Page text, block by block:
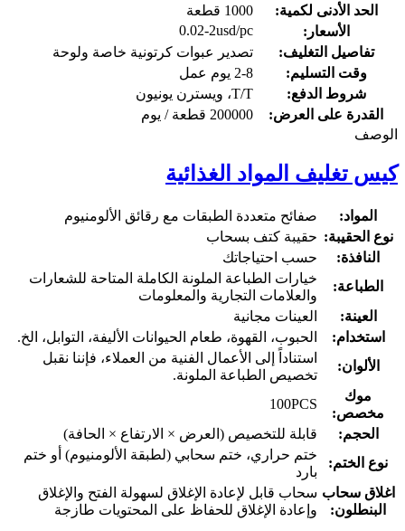
الحد الأدنى لكمية:
1000 قطعة
الأسعار:
0.02-2usd/pc
تفاصيل التغليف:
تصدير عبوات كرتونية خاصة ولوحة
وقت التسليم:
2-8 يوم عمل
شروط الدفع:
T/T، ويسترن يونيون
القدرة على العرض:
200000 قطعة / يوم
الوصف
كيس تغليف المواد الغذائية
المواد:
صفائح متعددة الطبقات مع رقائق الألومنيوم
نوع الحقيبة: حقيبة كتف بسحاب
النافذة:
حسب احتياجاتك
الطباعة:
خيارات الطباعة الملونة الكاملة المتاحة للشعارات
والعلامات التجارية والمعلومات
العينة:
العينات مجانية
استخدام:
الحبوب، القهوة، طعام الحيوانات الأليفة، التوابل، الخ.
الألوان:
استناداً إلى الأعمال الفنية من العملاء، فإننا نقبل
تخصيص الطباعة الملونة.
موك
مخصص:
100PCS
الحجم:
قابلة للتخصيص (العرض × الارتفاع × الحافة)
نوع الختم:
ختم حراري، ختم سحابي (لطبقة الألومنيوم) أو ختم
بارد
اغلاق سحاب
البنطلون:
سحاب قابل لإعادة الإغلاق لسهولة الفتح والإغلاق
وإعادة الإغلاق للحفاظ على المحتويات طازجة